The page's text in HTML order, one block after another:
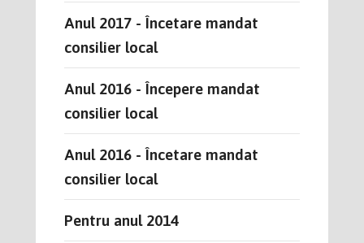
Anul 2017 - Încetare mandat
consilier local
Anul 2016 - Începere mandat
consilier local
Anul 2016 - Încetare mandat
consilier local
Pentru anul 2014